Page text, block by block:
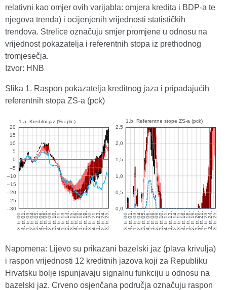
relativni kao omjer ovih varijabla: omjera kredita i BDP-a te
njegova trenda) i ocijenjenih vrijednosti statističkih
trendova. Strelice označuju smjer promjene u odnosu na
vrijednost pokazatelja i referentnih stopa iz prethodnog
tromjesečja.
Izvor: HNB
Slika 1. Raspon pokazatelja kreditnog jaza i pripadajućih
referentnih stopa ZS-a (pck)
Napomena: Lijevo su prikazani bazelski jaz (plava krivulja)
i raspon vrijednosti 12 kreditnih jazova koji za Republiku
Hrvatsku bolje ispunjavaju signalnu funkciju u odnosu na
bazelski jaz. Crveno osjenčana područja označuju raspon